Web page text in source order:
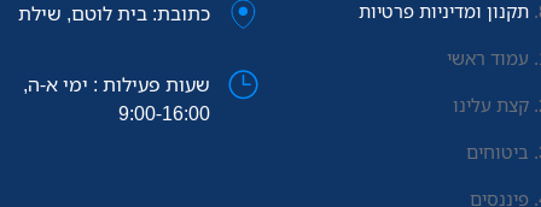
תקנון ומדיניות פרטיות
עמוד ראשי
קצת עלינו
ביטוחים
פיננסים
כתובת: בית לוטם, שילת
שעות פעילות : ימי א-ה,
9:00-16:00